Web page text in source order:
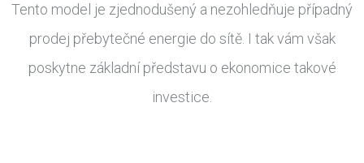
Tento model je zjednodušený a nezohledňuje případný
prodej přebytečné energie do sítě. I tak vám však
poskytne základní představu o ekonomice takové
investice.